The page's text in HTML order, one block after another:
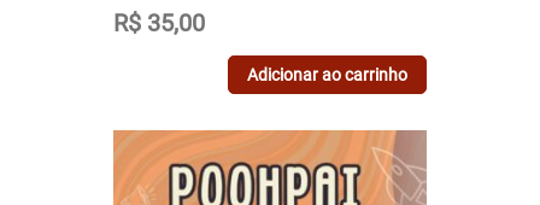
R$ 35,00
Adicionar ao carrinho